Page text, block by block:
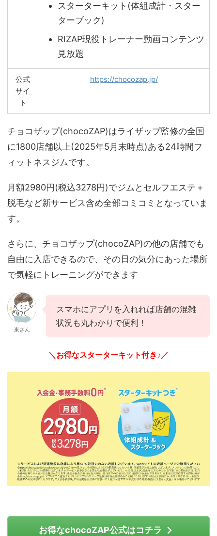
スターターキット(体組成計・スター
ターブック)
RIZAP現役トレーナー動画コンテンツ
見放題
公式
サイ
ト
https://chocozap.jp/
チョコザップ(chocoZAP)はライザップ監修の全国
に1800店舗以上(2025年5月末時点)ある24時間フ
ィットネスジムです。
月額2980円(税込3278円)でジムとセルフエステ＋
脱毛など新サービス含め全部コミコミとなっていま
す。
さらに、チョコザップ(chocoZAP)の他の店舗でも
自由に入店できるので、その日の気分にあった場所
で気軽にトレーニングができます
東さん
スマホにアプリを入れれば店舗の混雑
状況も丸わかりで便利！
＼お得なスターターキット付き♪／
お得なchocoZAP公式はコチラ